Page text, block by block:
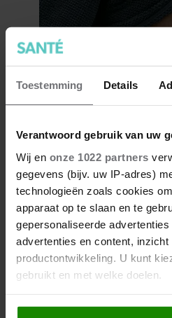
Toestemming Details
Verantwoord gebruik van uw
Wij en onze 1022 partners
gegevens (bijv. uw IP-adres)
technologieën zoals cookies
apparaat op te slaan en te
gepersonaliseerde
advertenties en content, inzicht
productontwikkeling. U kunt
gebruikt en met welke doelen.
Als u het toestaat, willen we
Collageen en de
dit eiwit zo